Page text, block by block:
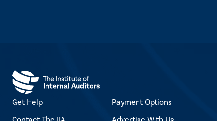
Get Help
Payment Options